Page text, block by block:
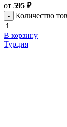
от 595 ₽
Количество
В корзину
Турция